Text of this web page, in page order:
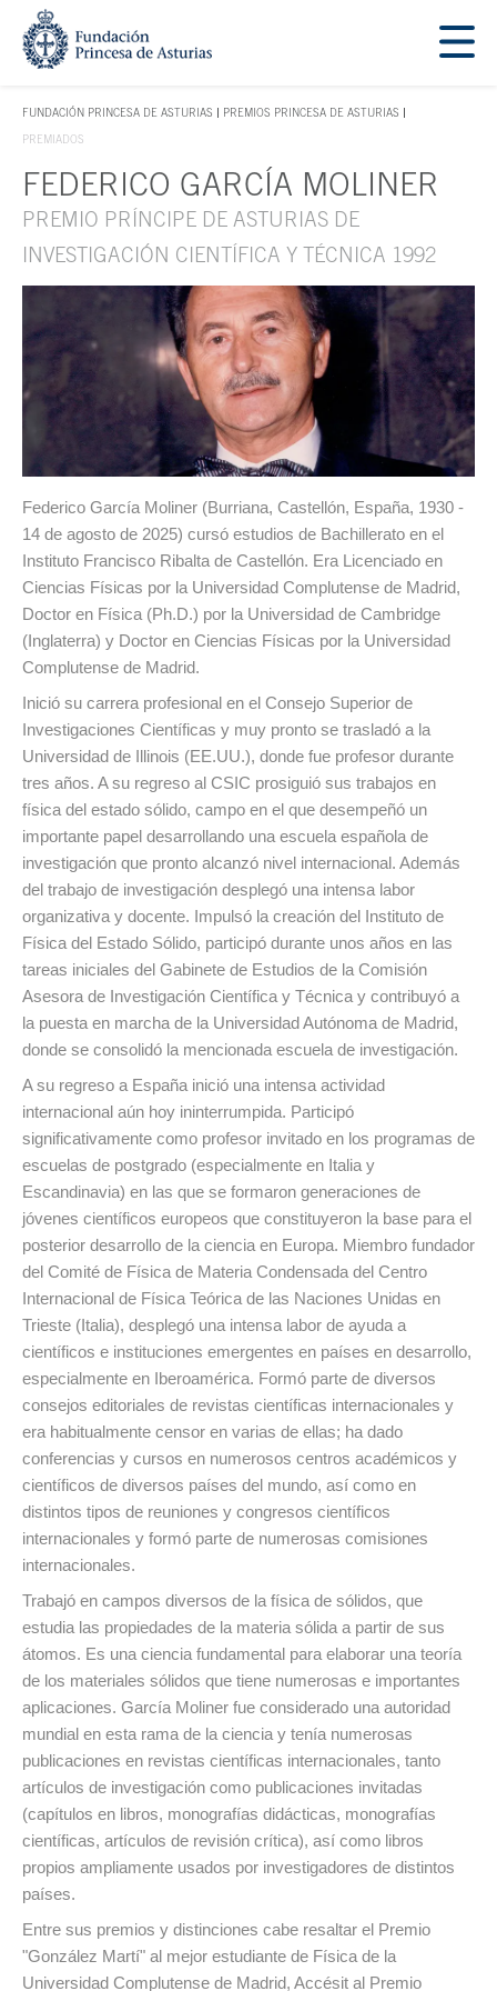
Saltar navegación. Ir directamente al contenido principal
FUNDACIÓN PRINCESA DE ASTURIAS
TECLA DE ACCESO 1
PREMIOS PRINCESA DE ASTURIAS
PREMIADOS
Contenido principal
FEDERICO GARCÍA MOLINER
PREMIO PRÍNCIPE DE ASTURIAS DE
INVESTIGACIÓN CIENTÍFICA Y TÉCNICA 1992
Federico García Moliner (Burriana, Castellón, España, 1930 -
14 de agosto de 2025) cursó estudios de Bachillerato en el
Instituto Francisco Ribalta de Castellón. Era Licenciado en
Ciencias Físicas por la Universidad Complutense de Madrid,
Doctor en Física (Ph.D.) por la Universidad de Cambridge
(Inglaterra) y Doctor en Ciencias Físicas por la Universidad
Complutense de Madrid.
Inició su carrera profesional en el Consejo Superior de
Investigaciones Científicas y muy pronto se trasladó a la
Universidad de Illinois (EE.UU.), donde fue profesor durante
tres años. A su regreso al CSIC prosiguió sus trabajos en
física del estado sólido, campo en el que desempeñó un
importante papel desarrollando una escuela española de
investigación que pronto alcanzó nivel internacional. Además
del trabajo de investigación desplegó una intensa labor
organizativa y docente. Impulsó la creación del Instituto de
Física del Estado Sólido, participó durante unos años en las
tareas iniciales del Gabinete de Estudios de la Comisión
Asesora de Investigación Científica y Técnica y contribuyó a
la puesta en marcha de la Universidad Autónoma de Madrid,
donde se consolidó la mencionada escuela de investigación.
A su regreso a España inició una intensa actividad
internacional aún hoy ininterrumpida. Participó
significativamente como profesor invitado en los programas de
escuelas de postgrado (especialmente en Italia y
Escandinavia) en las que se formaron generaciones de
jóvenes científicos europeos que constituyeron la base para el
posterior desarrollo de la ciencia en Europa. Miembro fundador
del Comité de Física de Materia Condensada del Centro
Internacional de Física Teórica de las Naciones Unidas en
Trieste (Italia), desplegó una intensa labor de ayuda a
científicos e instituciones emergentes en países en desarrollo,
especialmente en Iberoamérica. Formó parte de diversos
consejos editoriales de revistas científicas internacionales y
era habitualmente censor en varias de ellas; ha dado
conferencias y cursos en numerosos centros académicos y
científicos de diversos países del mundo, así como en
distintos tipos de reuniones y congresos científicos
internacionales y formó parte de numerosas comisiones
internacionales.
Trabajó en campos diversos de la física de sólidos, que
estudia las propiedades de la materia sólida a partir de sus
átomos. Es una ciencia fundamental para elaborar una teoría
de los materiales sólidos que tiene numerosas e importantes
aplicaciones. García Moliner fue considerado una autoridad
mundial en esta rama de la ciencia y tenía numerosas
publicaciones en revistas científicas internacionales, tanto
artículos de investigación como publicaciones invitadas
(capítulos en libros, monografías didácticas, monografías
científicas, artículos de revisión crítica), así como libros
propios ampliamente usados por investigadores de distintos
países.
Entre sus premios y distinciones cabe resaltar el Premio
"González Martí" al mejor estudiante de Física de la
Universidad Complutense de Madrid, Accésit al Premio